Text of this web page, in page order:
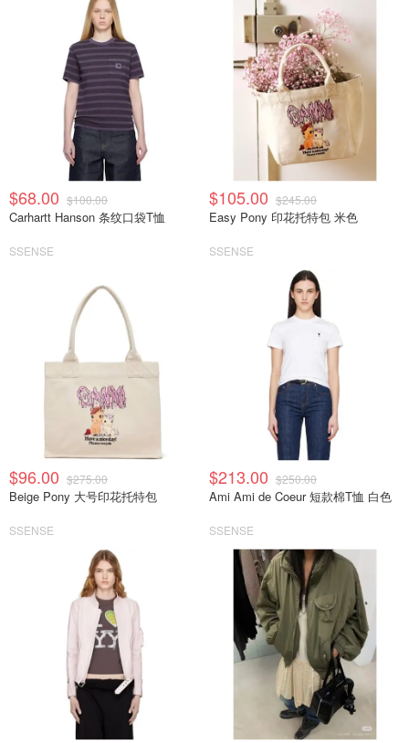
$68.00 $100.00
Carhartt Hanson 条纹口袋T恤
SSENSE
$105.00 $245.00
Easy Pony 印花托特包 米色
SSENSE
$96.00 $275.00
Beige Pony 大号印花托特包
SSENSE
$213.00 $250.00
Ami Ami de Coeur 短款棉T恤 白色
SSENSE